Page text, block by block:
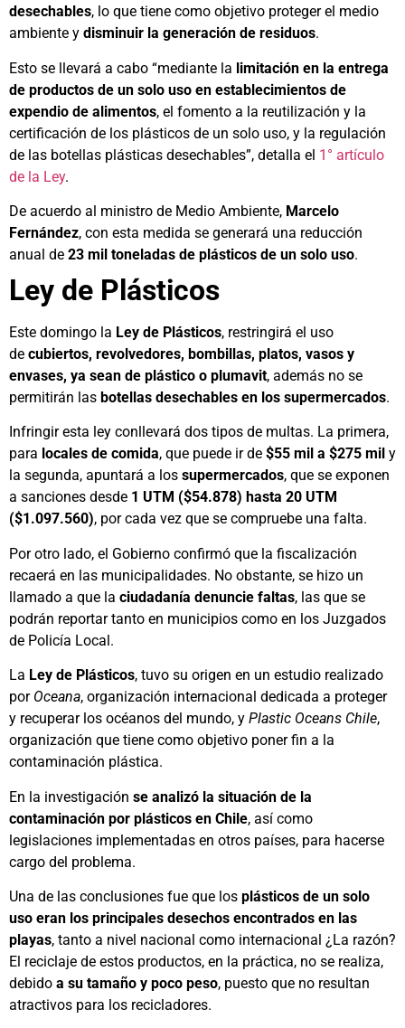
desechables, lo que tiene como objetivo proteger el medio
ambiente y disminuir la generación de residuos.
Esto se llevará a cabo “mediante la limitación en la entrega
de productos de un solo uso en establecimientos de
expendio de alimentos, el fomento a la reutilización y la
certificación de los plásticos de un solo uso, y la regulación
de las botellas plásticas desechables”, detalla el 1° artículo
de la Ley.
De acuerdo al ministro de Medio Ambiente, Marcelo
Fernández, con esta medida se generará una reducción
anual de 23 mil toneladas de plásticos de un solo uso.
Ley de Plásticos
Este domingo la Ley de Plásticos, restringirá el uso
de cubiertos, revolvedores, bombillas, platos, vasos y
envases, ya sean de plástico o plumavit, además no se
permitirán las botellas desechables en los supermercados.
Infringir esta ley conllevará dos tipos de multas. La primera,
para locales de comida, que puede ir de $55 mil a $275 mil y
la segunda, apuntará a los supermercados, que se exponen
a sanciones desde 1 UTM ($54.878) hasta 20 UTM
($1.097.560), por cada vez que se compruebe una falta.
Por otro lado, el Gobierno confirmó que la fiscalización
recaerá en las municipalidades. No obstante, se hizo un
llamado a que la ciudadanía denuncie faltas, las que se
podrán reportar tanto en municipios como en los Juzgados
de Policía Local.
La Ley de Plásticos, tuvo su origen en un estudio realizado
por Oceana, organización internacional dedicada a proteger
y recuperar los océanos del mundo, y Plastic Oceans Chile,
organización que tiene como objetivo poner fin a la
contaminación plástica.
En la investigación se analizó la situación de la
contaminación por plásticos en Chile, así como
legislaciones implementadas en otros países, para hacerse
cargo del problema.
Una de las conclusiones fue que los plásticos de un solo
uso eran los principales desechos encontrados en las
playas, tanto a nivel nacional como internacional ¿La razón?
El reciclaje de estos productos, en la práctica, no se realiza,
debido a su tamaño y poco peso, puesto que no resultan
atractivos para los recicladores.